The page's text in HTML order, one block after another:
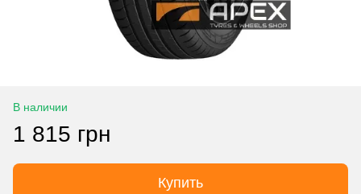
В наличии
1 815 грн
Купить